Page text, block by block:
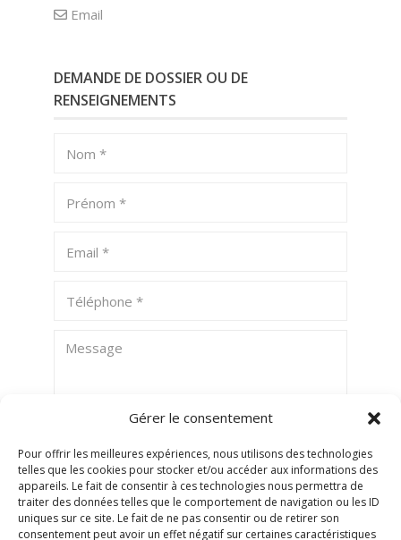
Gérer le consentement
Pour offrir les meilleures expériences, nous utilisons des technologies
telles que les cookies pour stocker et/ou accéder aux informations des
appareils. Le fait de consentir à ces technologies nous permettra de
traiter des données telles que le comportement de navigation ou les ID
uniques sur ce site. Le fait de ne pas consentir ou de retirer son
consentement peut avoir un effet négatif sur certaines caractéristiques
Email
DEMANDE DE DOSSIER OU DE
RENSEIGNEMENTS
ENVOYER